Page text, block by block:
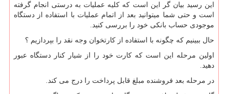
این رسید بیان گر این است که کلیه عملیات به درستی انجام گرفته
است و حتی شما میتوانید بعد از اتمام عملیات با استفاده از دستگاه
موجودی حساب بانکی خود را بررسی کنید.
حال ببینیم که چگونه با استفاده از کارتخوان وجه نقد را بپردازیم ؟
اولین مرحله این است که کارت خود را از شیار کنار دستگاه عبور
دهید.
در مرحله بعد فروشنده مبلغ قابل پرداخت را درج می کند.